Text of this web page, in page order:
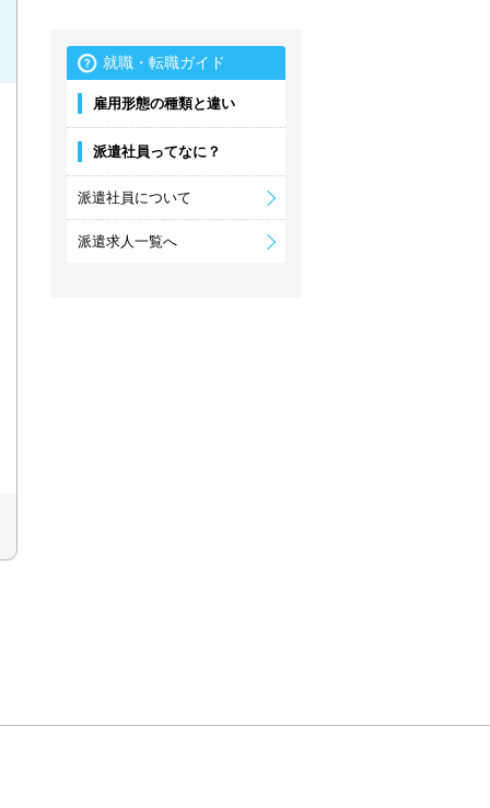
就職・転職ガイド
雇用形態の種類と違い
派遣社員ってなに？
派遣社員について
派遣求人一覧へ